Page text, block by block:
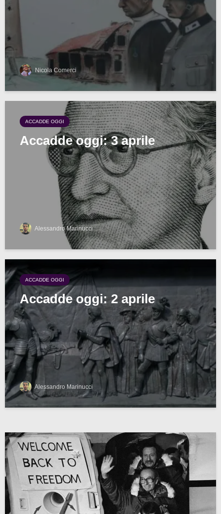
Nicola Comerci
ACCADDE OGGI
Accadde oggi: 3 aprile
Alessandro Marinucci
ACCADDE OGGI
Accadde oggi: 2 aprile
Alessandro Marinucci